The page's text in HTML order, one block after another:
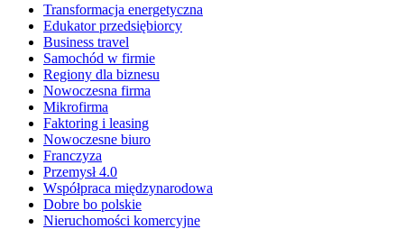
Transformacja energetyczna
Edukator przedsiębiorcy
Business travel
Samochód w firmie
Regiony dla biznesu
Nowoczesna firma
Mikrofirma
Faktoring i leasing
Nowoczesne biuro
Franczyza
Przemysł 4.0
Współpraca międzynarodowa
Dobre bo polskie
Nieruchomości komercyjne